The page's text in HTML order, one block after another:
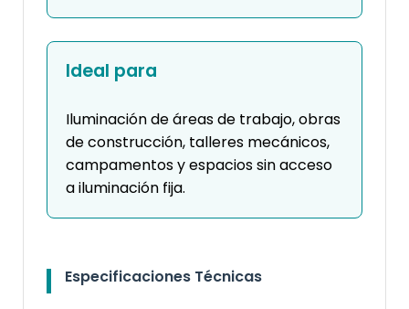
Ideal para
Iluminación de áreas de trabajo, obras
de construcción, talleres mecánicos,
campamentos y espacios sin acceso
a iluminación fija.
Especificaciones Técnicas